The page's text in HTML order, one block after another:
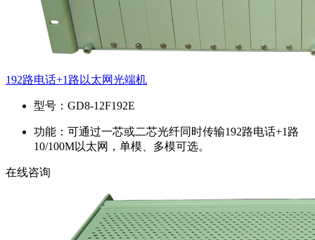
192路电话+1路以太网光端机
型号： GD8-12F192E
功能： 可通过一芯或二芯光纤同时传输192路电话+1路
10/100M以太网，单模、多模可选。
在线咨询